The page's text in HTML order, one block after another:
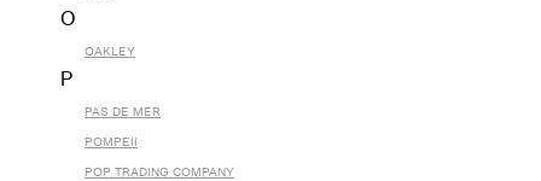
O
OAKLEY
P
PAS DE MER
POMPEII
POP TRADING COMPANY